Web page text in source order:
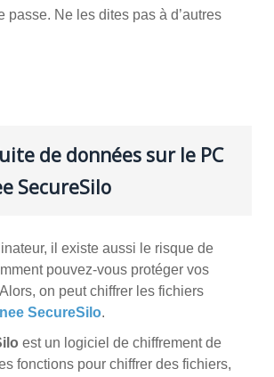
passe. Ne les dites pas à d’autres
de données sur le PC
SecureSilo
il existe aussi le risque de
pouvez-vous protéger vos
on peut chiffrer les fichiers
SecureSilo.
est un logiciel de chiffrement de
fonctions pour chiffrer des fichiers,